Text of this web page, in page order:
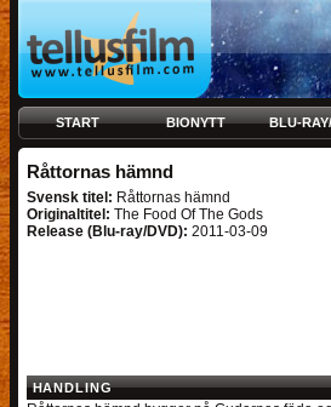
START BIONYTT BLU-
Råttornas hämnd
Svensk titel: Råttornas hämnd
Originaltitel: The Food Of The Gods
Release (Blu-ray/DVD): 2011-03-09
HANDLING